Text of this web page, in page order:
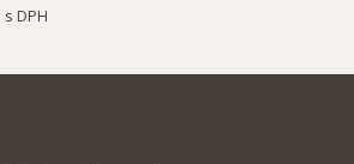
s DPH